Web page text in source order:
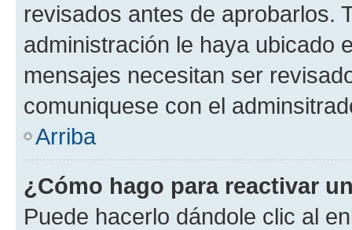
revisados antes de aprobarlos.
administración le haya ubicado
mensajes necesitan ser
comuniquese con el
Arriba
¿Cómo hago para reactivar
Puede hacerlo dándole clic al